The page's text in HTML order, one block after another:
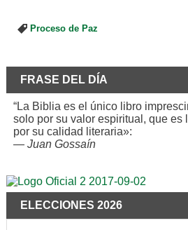
Proceso de Paz
FRASE DEL DÍA
“La Biblia es el único libro
solo por su valor espiritual, que es
por su calidad literaria»:
— Juan Gossaín
ELECCIONES 2026